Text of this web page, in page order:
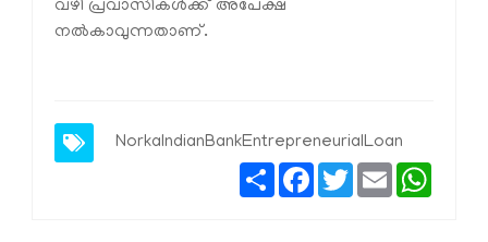
വഴി പ്രവാസികള്‍ക്ക് അപേക്ഷ
നല്‍കാവുന്നതാണ്.
NorkaIndianBankEntrepreneurialLoan
ShareFacebook
TwitterEmail